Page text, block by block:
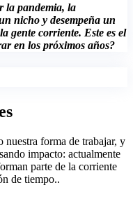
la pandemia, la
nicho y desempeña un
gente corriente. Este es el
en los próximos años?
forma de trabajar, y
impacto: actualmente
parte de la corriente
de tiempo..